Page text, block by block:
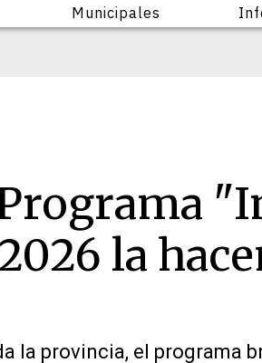
Municipales
la
la provincia, el programa